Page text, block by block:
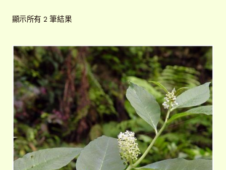
單
聯絡我們
常見問題
展
開
子
選
客戶實績
展
開
子
選
單
顯示所有 2 筆結果依
項
目
排
序